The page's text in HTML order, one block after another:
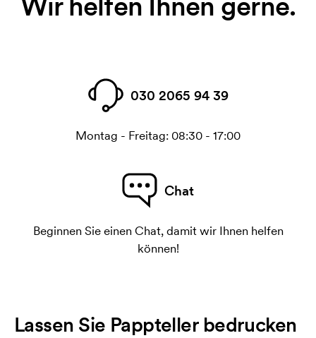
030 2065 94 39
Montag - Freitag: 08:30 - 17:00
Chat
Beginnen Sie einen Chat, damit wir Ihnen helfen
können!
Lassen Sie Pappteller bedrucken